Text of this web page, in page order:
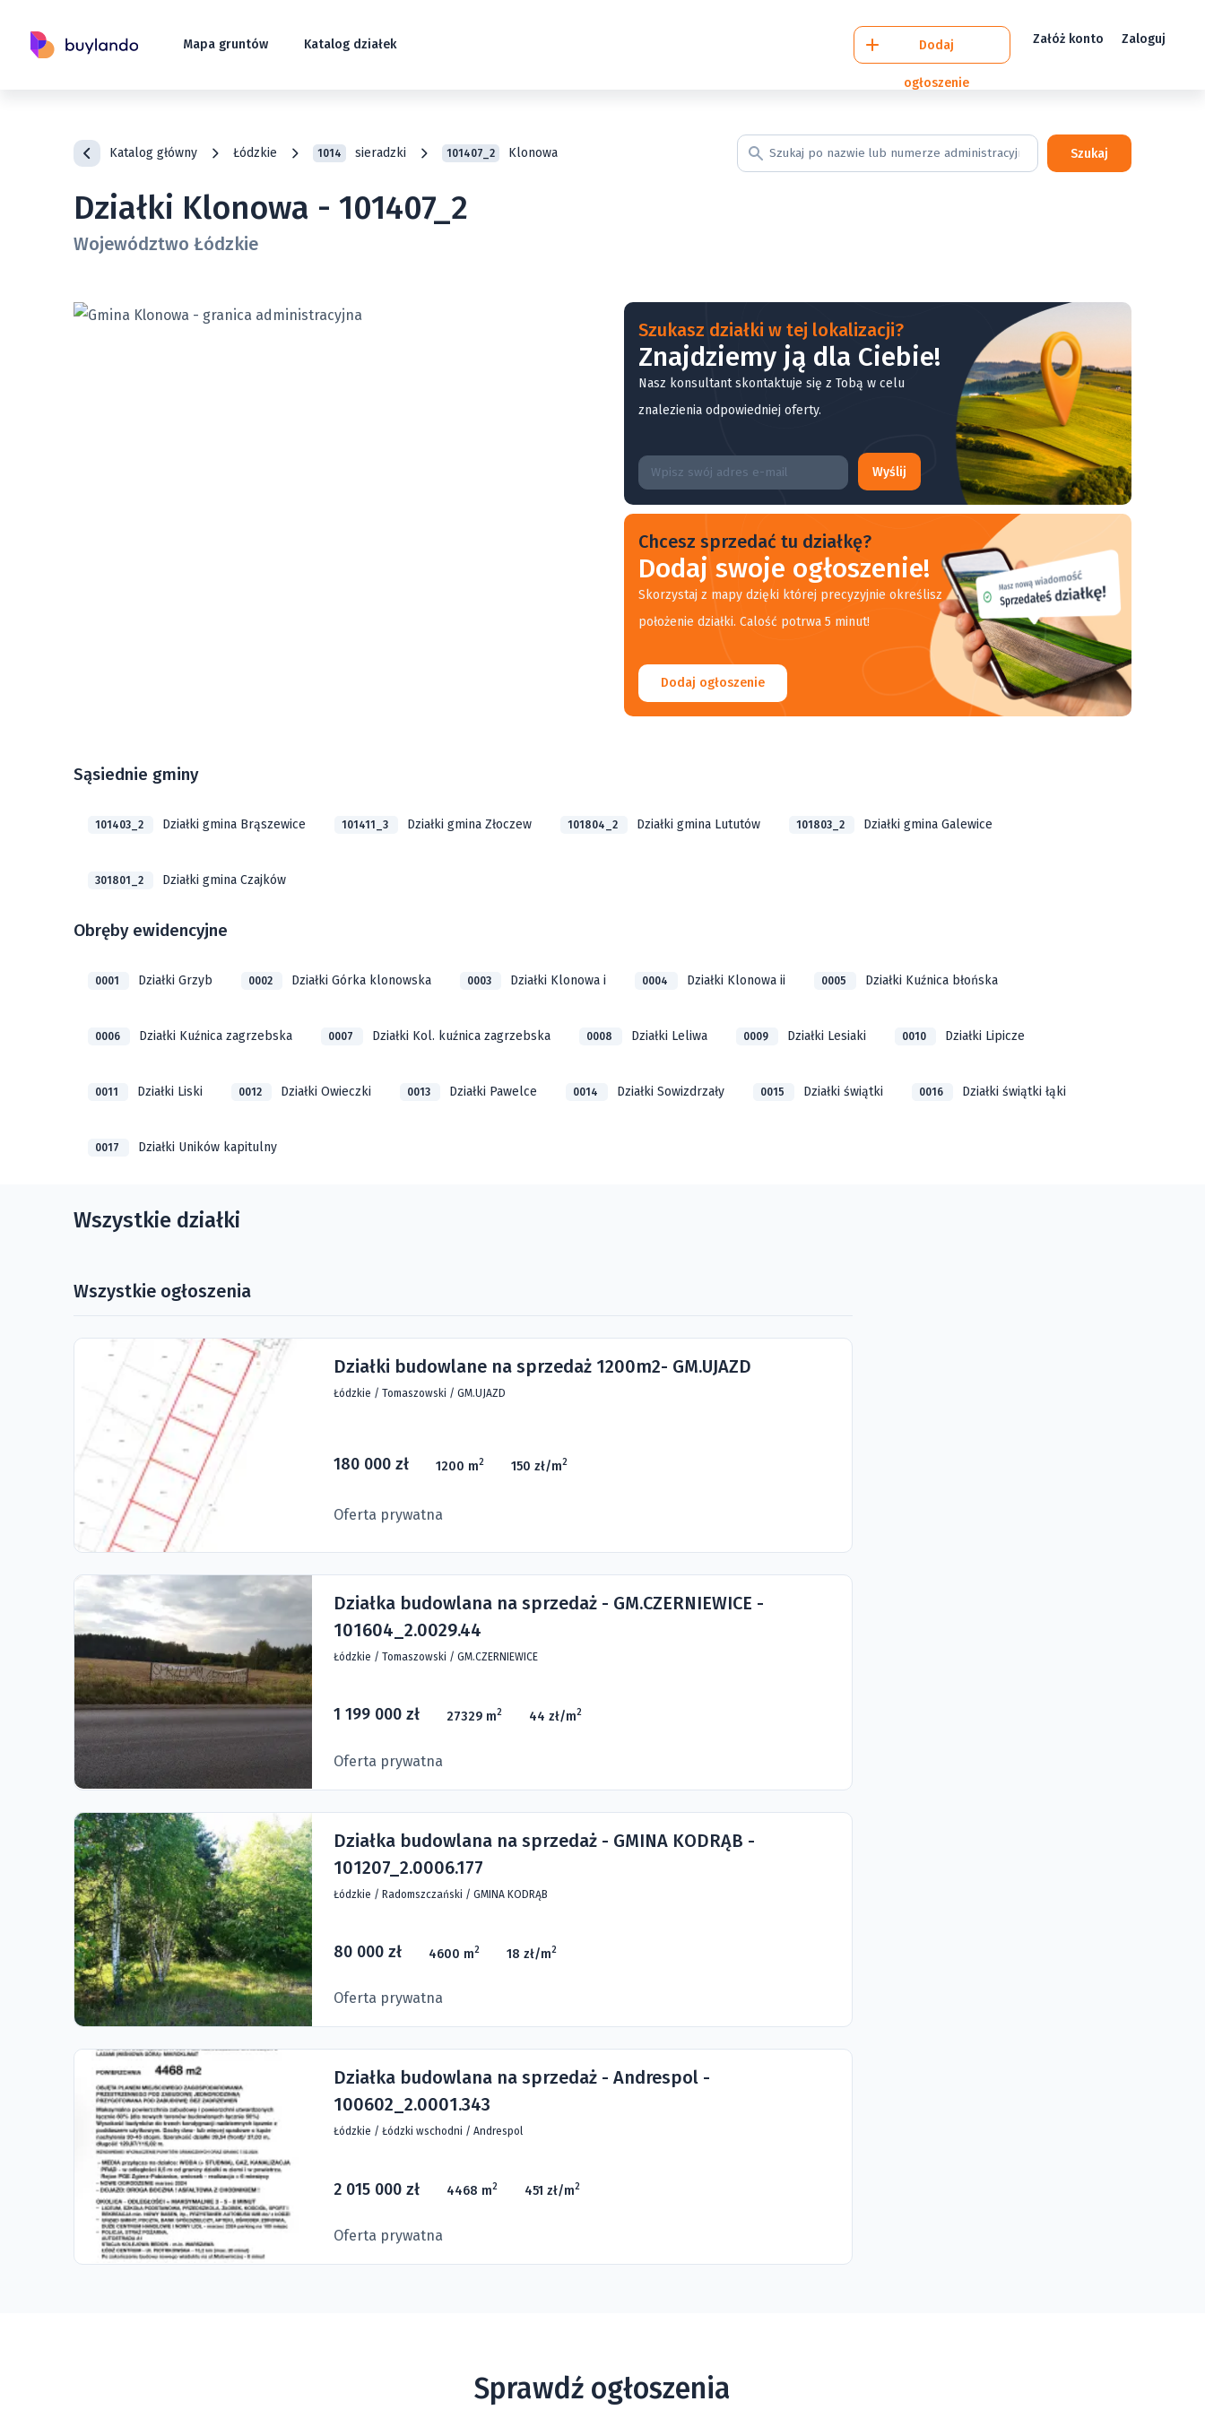
Mapa gruntów Katalog działek Dodaj
ogłoszenie
Załóż konto Zaloguj
Katalog główny Łódzkie 1014 sieradzki 101407_2 Klonowa Szukaj
Działki Klonowa - 101407_2
Województwo Łódzkie
Szukasz działki w tej lokalizacji?
Znajdziemy ją dla Ciebie!
Nasz konsultant skontaktuje się z Tobą w celu
znalezienia odpowiedniej oferty.
Wyślij
Chcesz sprzedać tu działkę?
Dodaj swoje ogłoszenie!
Skorzystaj z mapy dzięki której precyzyjnie określisz
położenie działki. Calość potrwa 5 minut!
Dodaj ogłoszenie
Sąsiednie gminy
101403_2 Działki gmina Brąszewice 101411_3 Działki gmina Złoczew 101804_2 Działki gmina Lututów 101803_2 Działki gmina Galewice
301801_2 Działki gmina Czajków
Obręby ewidencyjne
0001 Działki Grzyb 0002 Działki Górka klonowska 0003 Działki Klonowa i 0004 Działki Klonowa ii 0005 Działki Kuźnica błońska
0006 Działki Kuźnica zagrzebska 0007 Działki Kol. kuźnica zagrzebska 0008 Działki Leliwa 0009 Działki Lesiaki 0010 Działki Lipicze
0011 Działki Liski 0012 Działki Owieczki 0013 Działki Pawelce 0014 Działki Sowizdrzały 0015 Działki świątki 0016 Działki świątki łąki
0017 Działki Uników kapitulny
Wszystkie działki
Wszystkie ogłoszenia
Działki budowlane na sprzedaż 1200m2- GM.UJAZD
Łódzkie / Tomaszowski / GM.UJAZD
180 000 zł 1200 m2 150 zł/m2
Oferta prywatna
Działka budowlana na sprzedaż - GM.CZERNIEWICE -
101604_2.0029.44
Łódzkie / Tomaszowski / GM.CZERNIEWICE
1 199 000 zł 27329 m2 44 zł/m2
Oferta prywatna
Działka budowlana na sprzedaż - GMINA KODRĄB -
101207_2.0006.177
Łódzkie / Radomszczański / GMINA KODRĄB
80 000 zł 4600 m2 18 zł/m2
Oferta prywatna
Działka budowlana na sprzedaż - Andrespol -
100602_2.0001.343
Łódzkie / Łódzki wschodni / Andrespol
2 015 000 zł 4468 m2 451 zł/m2
Oferta prywatna
Sprawdź ogłoszenia